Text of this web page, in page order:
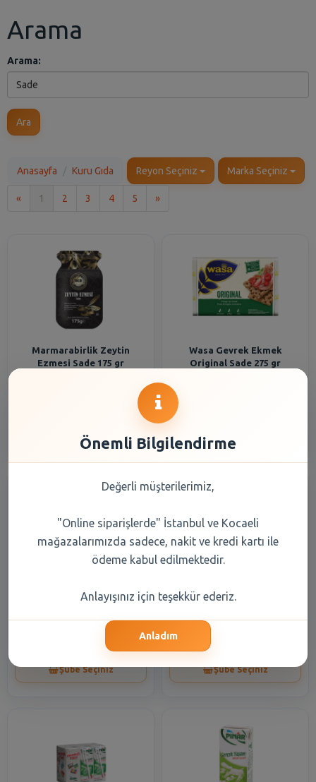
Arama
Arama:
Ara
Anasayfa Kuru Gıda Reyon Seçiniz Marka Seçiniz
« 1 2 3 4 5 »Son
Marmarabirlik Zeytin
Ezmesi Sade 175 gr
Wasa Gevrek Ekmek
Original Sade 275 gr
Şube Seçiniz
SUYU SADE CAM
Şube Seçiniz
Önemli Bilgilendirme
Değerli müşterilerimiz,
"Online siparişlerde" İstanbul ve Kocaeli
mağazalarımızda sadece, nakit ve kredi kartı ile
ödeme kabul edilmektedir.
Anlayışınız için teşekkür ederiz.
Anladım